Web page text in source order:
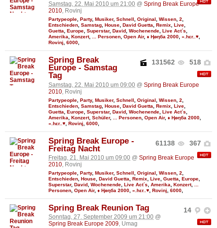
Samstag, 22. Mai 2010 um 21:00 @ Spring Break Europe
2010, Rovinj
Partypeople, Party, Musiker, Schnell, Original, Wissen, 2,
Entschieden, Samstag, House, David Guetta, Remix, Live,
Guetta, Europe, Superstar, David, Wochenende, Live Act´s,
Amerika, Konzert, ... Personen, Open Air, ♦ Ңөηба 2000, ».hεr..♥,
Rovinj, 6000,
131562 518
Spring Break
Europe - Samstag
Tag
Samstag, 22. Mai 2010 um 09:00 @ Spring Break Europe
2010 , Rovinj
Partypeople Party, Musiker, Schnell Original Wissen 2
Entschieden Samstag House David Guetta Remix Live
Guetta
Europe Superstar, David Wochenende Live Act´s
Amerika
Konzert, Schüler, ... Personen Open Air, ♦ Ңөηба 2000
».hεr..♥ Rovinj 6000
61138 367
Spring Break Europe -
Freitag Nacht
Freitag, 21. Mai 2010 um 09:00 @ Spring Break Europe
2010, Rovinj
Partypeople Party, Musiker, Schnell Original Wissen 2
Entschieden House David Guetta Remix Live Guetta Europe
Superstar, David Wochenende Live Act´s Amerika Konzert,
Personen Open Air, ♦ Ңөηба 2000 ».hεr..♥ Rovinj 6000
14
Spring Break Reunion Tag
Sonntag, 27. September 2009 um 21:00 @
Spring Break Europe 2009, Umag